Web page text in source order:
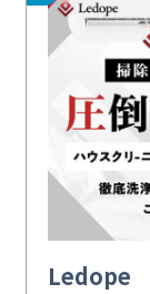
Ledope